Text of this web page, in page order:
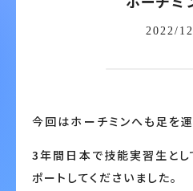
2022/
今回はホーチミンへも足を運
3年間日本で技能実習生とし
ポートしてくださいました。